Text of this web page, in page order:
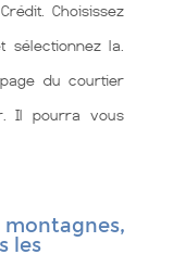
Choisissez
la.
du courtier
Il pourra vous
montagnes,
les